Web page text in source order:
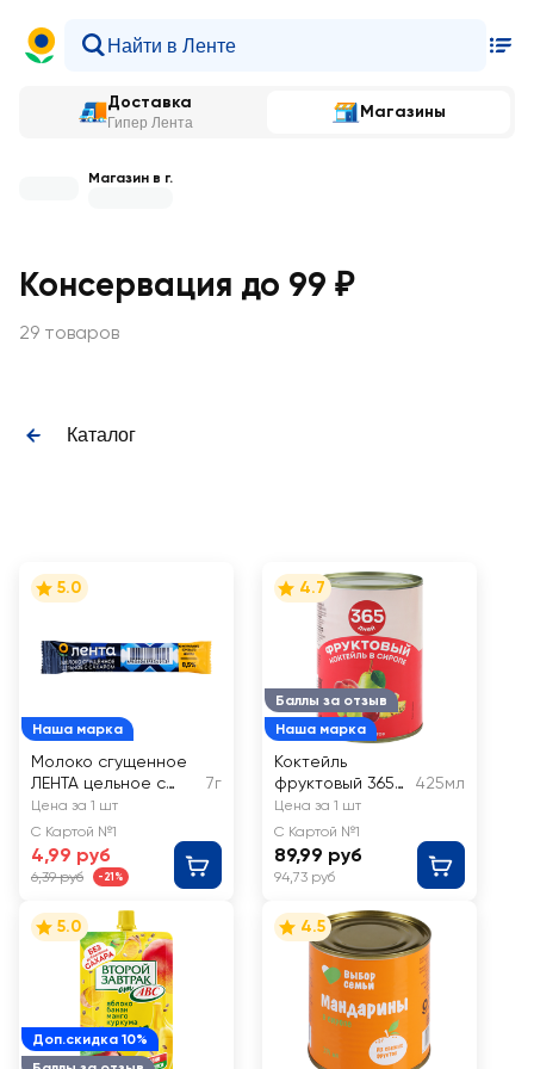
Доставка
Гипер Лента
Магазины
Магазин в г.
Консервация до 99 ₽
29 товаров
Каталог
Наша марка
5.0
Молоко сгущенное
ЛЕНТА цельное с
сахаром 8,5%, стик
7г
Цена за 1 шт
С Картой №1
4,99 руб
6,39 руб -21%
Баллы за отзыв
Наша марка
4.7
Коктейль
фруктовый 365
ДНЕЙ в сиропе
425мл
Цена за 1 шт
С Картой №1
89,99 руб
94,73 руб
Доп.скидка 10%
5.0 4.5